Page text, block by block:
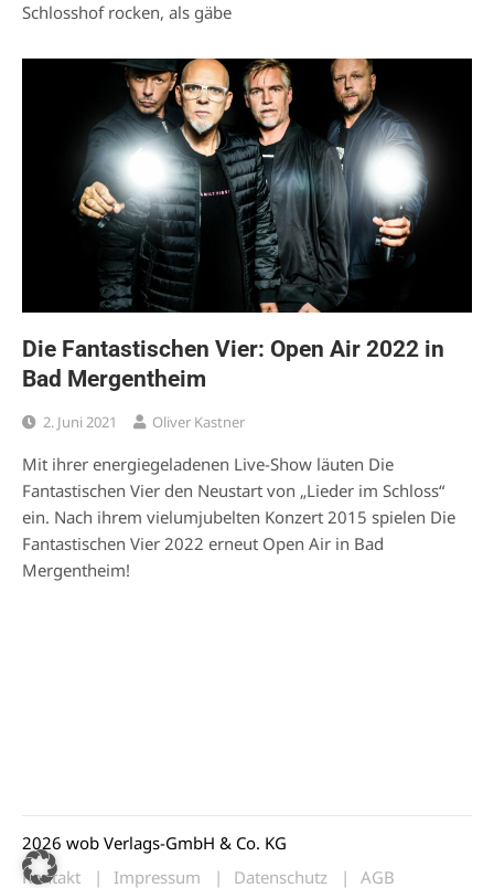
Schlosshof rocken, als gäbe
Die Fantastischen Vier: Open Air 2022 in
Bad Mergentheim
2. Juni 2021 Oliver Kastner
Mit ihrer energiegeladenen Live-Show läuten Die
Fantastischen Vier den Neustart von „Lieder im Schloss“
ein. Nach ihrem vielumjubelten Konzert 2015 spielen Die
Fantastischen Vier 2022 erneut Open Air in Bad
Mergentheim!
2026 wob Verlags-GmbH & Co. KG
Kontakt
Impressum Datenschutz AGB